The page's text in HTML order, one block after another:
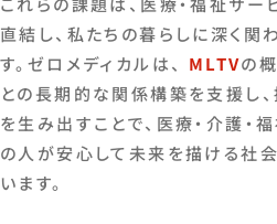
直結し、私たちの暮らしに深く関
す。ゼロメディカルは、
MLTVの
との長期的な関係構築を支援し
を生み出すことで、医療・介護・
の人が安心して未来を描ける社
います。